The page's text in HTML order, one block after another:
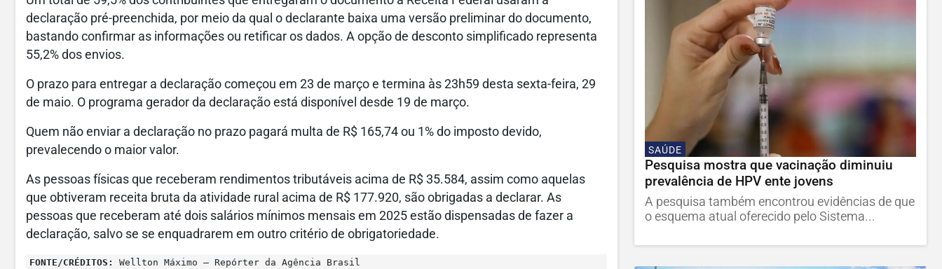
declaração pré-preenchida, por meio da qual o declarante baixa uma versão preliminar do documento,
bastando confirmar as informações ou retificar os dados. A opção de desconto simplificado representa
55,2% dos envios.
O prazo para entregar a declaração começou em 23 de março e termina às 23h59 desta sexta-feira, 29
de maio. O programa gerador da declaração está disponível desde 19 de março.
Quem não enviar a declaração no prazo pagará multa de R$ 165,74 ou 1% do imposto devido,
prevalecendo o maior valor.
As pessoas físicas que receberam rendimentos tributáveis acima de R$ 35.584, assim como aquelas
que obtiveram receita bruta da atividade rural acima de R$ 177.920, são obrigadas a declarar. As
pessoas que receberam até dois salários mínimos mensais em 2025 estão dispensadas de fazer a
declaração, salvo se se enquadrarem em outro critério de obrigatoriedade.
FONTE/CRÉDITOS: Wellton Máximo – Repórter da Agência Brasil
SAÚDE
Pesquisa mostra que vacinação diminuiu
prevalência de HPV ente jovens
A pesquisa também encontrou evidências de que
o esquema atual oferecido pelo Sistema...